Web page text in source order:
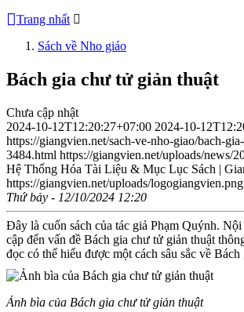
Trang nhất
Sách về Nho giáo
Bách gia chư tử giản thuật
Chưa cập nhật
2024-10-12T12:20:27+07:00 2024-10-
https://giangvien.net/sach-ve-nho-giao/bach-
3484.html https://giangvien.net/uploads/news/
Hệ Thống Hóa Tài Liệu & Mục Lục Sách |
https://giangvien.net/uploads/logogiangvien.png
Thứ bảy - 12/10/2024 12:20
Đây là cuốn sách của tác giả Phạm Quýnh. Nội
cập đến vấn đề Bách gia chư tử giản thuật
đọc có thể hiểu được một cách sâu sắc về
Ảnh bìa của Bách gia chư tử giản thuật